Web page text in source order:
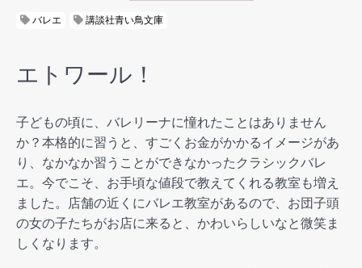
バレエ 講談社青い鳥文庫
エトワール！
子どもの頃に、バレリーナに憧れたことはありません
か？本格的に習うと、すごくお金がかかるイメージがあ
り、なかなか習うことができなかったクラシックバレ
エ。今でこそ、お手頃な値段で教えてくれる教室も増え
ました。店舗の近くにバレエ教室があるので、お団子頭
の女の子たちがお店に来ると、かわいらしいなと微笑ま
しくなります。